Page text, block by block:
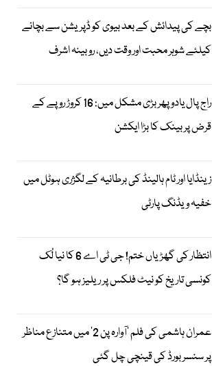
بچے کی پیدائش کے بعد بیوی کو ڈپریشن سے بچانے
کیلئے شوہر محبت اور وقت دیں، روبینہ اشرف
راج پال یادو پھر بڑی مشکل میں: 16 کروڑ روپے کے
قرض پر بینک کا بڑا ایکشن
زینڈایا اور ٹام ہالینڈ کی برطانیہ کے لگژری ہوٹل میں
خفیہ ویڈنگ پارٹی
انتظار کی گھڑیاں ختم! جی ٹی اے 6 کا نیا لُک
کونسی تاریخ کو نیٹ فلکس پر ریلیز ہو گا؟
عمران ہاشمی کی فلم ’آوارہ پن 2‘ میں متنازع مناظر
پر سنسر بورڈ کی قینچی چل گئی